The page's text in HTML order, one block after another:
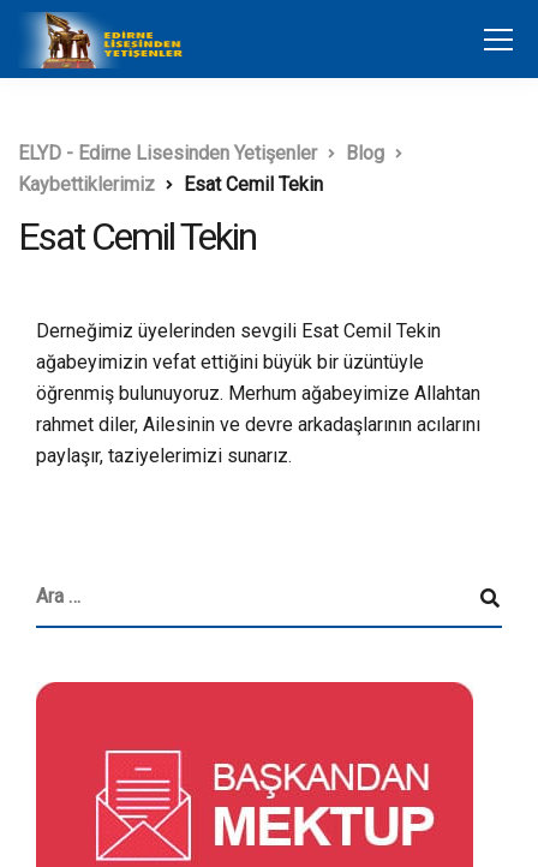
ELYD - Edirne Lisesinden Yetişenler
Blog
Kaybettiklerimiz
Esat Cemil Tekin
Esat Cemil Tekin
Derneğimiz üyelerinden sevgili Esat Cemil Tekin
ağabeyimizin vefat ettiğini büyük bir üzüntüyle
öğrenmiş bulunuyoruz. Merhum ağabeyimize Allahtan
rahmet diler, Ailesinin ve devre arkadaşlarının acılarını
paylaşır, taziyelerimizi sunarız.